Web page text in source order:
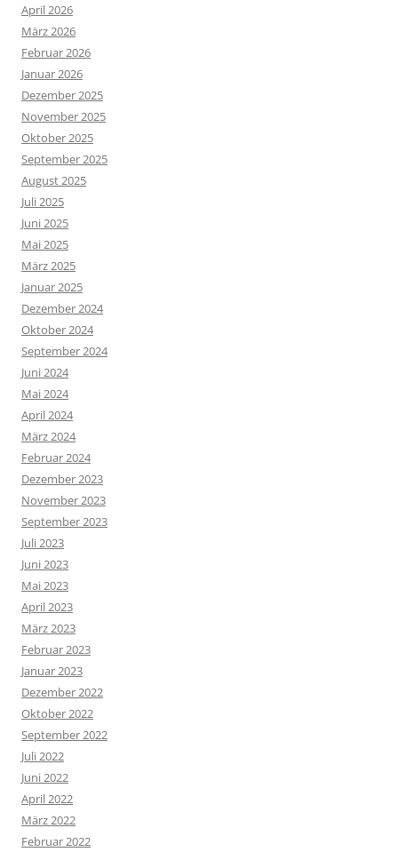
April 2026
März 2026
Februar 2026
Januar 2026
Dezember 2025
November 2025
Oktober 2025
September 2025
August 2025
Juli 2025
Juni 2025
Mai 2025
März 2025
Januar 2025
Dezember 2024
Oktober 2024
September 2024
Juni 2024
Mai 2024
April 2024
März 2024
Februar 2024
Dezember 2023
November 2023
September 2023
Juli 2023
Juni 2023
Mai 2023
April 2023
März 2023
Februar 2023
Januar 2023
Dezember 2022
Oktober 2022
September 2022
Juli 2022
Juni 2022
April 2022
März 2022
Februar 2022